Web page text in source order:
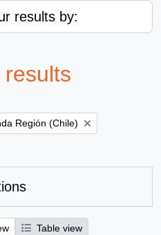
results by:
filter:
Región (Chile)
Table view